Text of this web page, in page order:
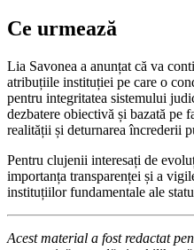
Ce urmează
Lia Savonea a anunțat că va
atribuțiile instituției pe care o
pentru integritatea sistemului
dezbatere obiectivă și bazată pe
realității și deturnarea încrederii
Pentru clujenii interesați de
importanța transparenței și a
instituțiilor fundamentale ale
Acest material a fost redactat